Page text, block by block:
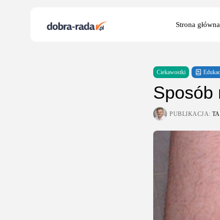
Strona główna
for:
Ciekawostki
Sposób
PUBLIKACJA: